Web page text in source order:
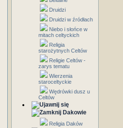
Druidzi
Druidzi w źródłach
Niebo i słońce w
mitach celtyckich
Religia
starożytnych Celtów
Religie Celtów -
zarys tematu
Wierzenia
staroceltyckie
Wędrówki dusz u
Celtów
Dakowie
Religia Daków